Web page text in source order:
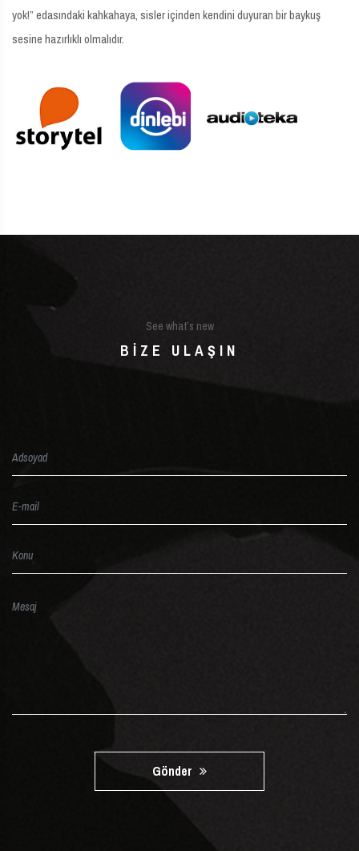
yok!” edasındaki kahkahaya, sisler içinden kendini duyuran bir baykuş
sesine hazırlıklı olmalıdır.
See what’s new
BIZE ULAŞIN
Gönder